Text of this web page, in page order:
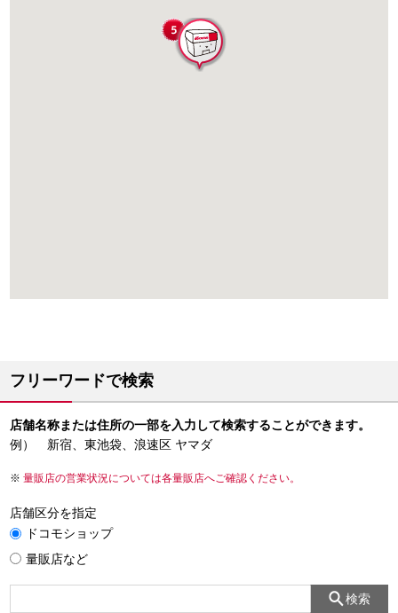
フリーワードで検索
店舗名称または住所の一部を入力して検索することができます。
例） 新宿、東池袋、浪速区 ヤマダ
量販店の営業状況については各量販店へご確認ください。
店舗区分を指定
ドコモショップ
量販店など
検索